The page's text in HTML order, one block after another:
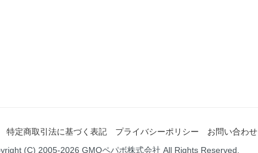
特定商取引法に基づく表記 プライバシーポリシー
お問い合わせ
(C) 2005-2026 GMOペパボ株式会社 All Rights Reserved.